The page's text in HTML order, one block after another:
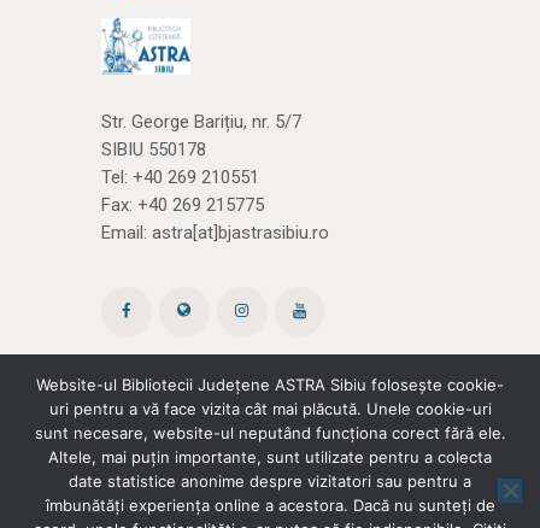
Str. George Barițiu, nr. 5/7
SIBIU 550178
Tel: +40 269 210551
Fax: +40 269 215775
Email: astra[at]bjastrasibiu.ro
Site creat de ROPARDO(și noi cărțile)
Politica de confidențialitate|Termeni și
Website-ul Bibliotecii Județene ASTRA Sibiu folosește cookie-
uri pentru a vă face vizita cât mai plăcută. Unele cookie-uri
sunt necesare, website-ul neputând funcționa corect fără ele.
Altele, mai puțin importante, sunt utilizate pentru a colecta
date statistice anonime despre vizitatori sau pentru a
îmbunătăți experiența online a acestora. Dacă nu sunteți de